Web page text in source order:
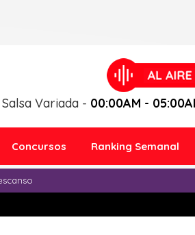
Salsa Variada - 00:00AM -
Concursos Ranking Semanal